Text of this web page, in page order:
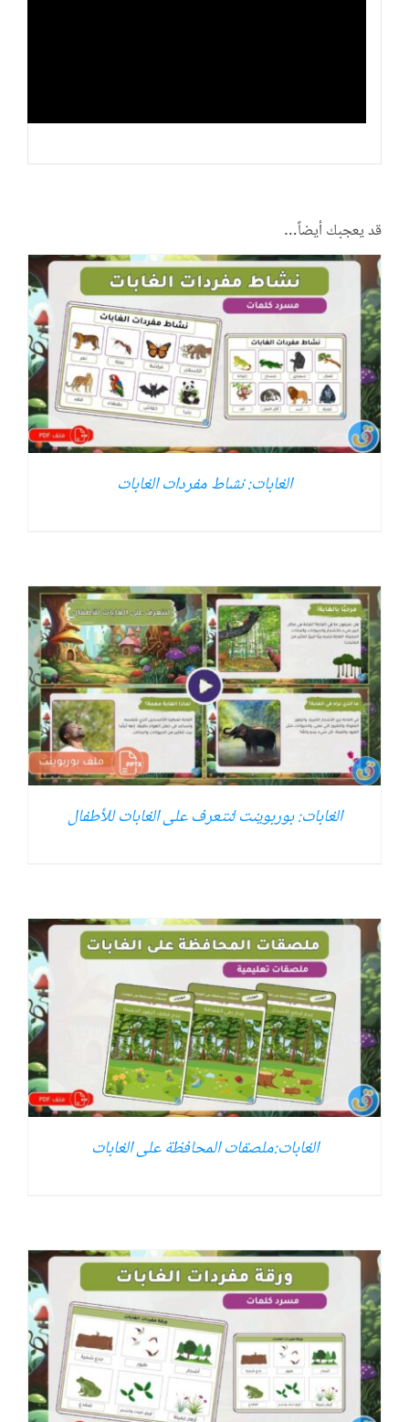
قد يعجبك أيضاً…
الغابات: نشاط مفردات الغابات
الغابات: بوربوينت لنتعرف على الغابات للأطفال
الغابات:ملصقات المحافظة على الغابات